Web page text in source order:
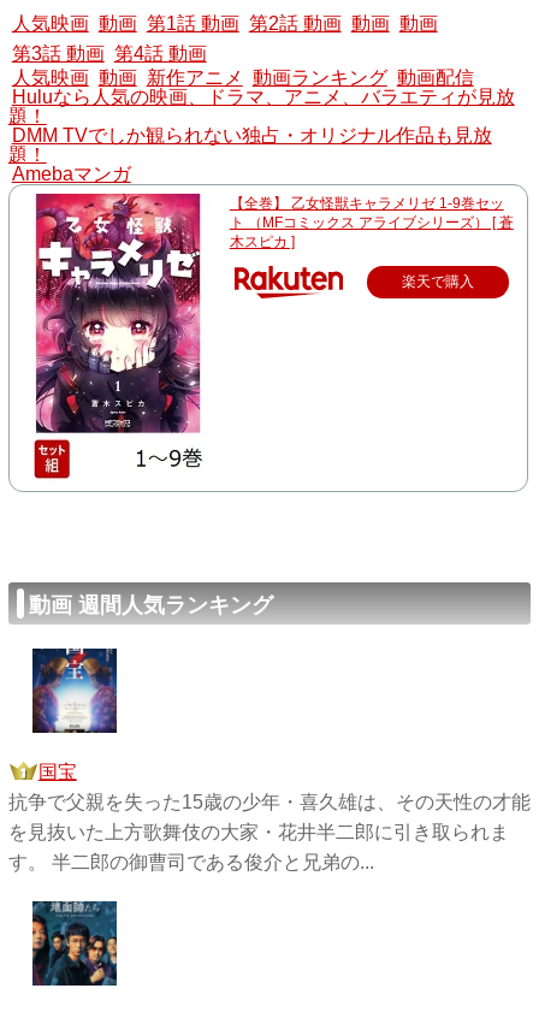
人気映画 動画 第1話 動画 第2話 動画 動画 動画
第3話 動画 第4話 動画
人気映画 動画 新作アニメ 動画ランキング 動画配信
Huluなら人気の映画、ドラマ、アニメ、バラエティが見放
題！
DMM TVでしか観られない独占・オリジナル作品も見放
題！
Amebaマンガ
【全巻】 乙女怪獣キャラメリゼ 1-9巻セッ
ト （MFコミックス アライブシリーズ） [ 蒼
木スピカ ]
楽天で購入
動画 週間人気ランキング
国宝
抗争で父親を失った15歳の少年・喜久雄は、その天性の才能
を見抜いた上方歌舞伎の大家・花井半二郎に引き取られま
す。 半二郎の御曹司である俊介と兄弟の...